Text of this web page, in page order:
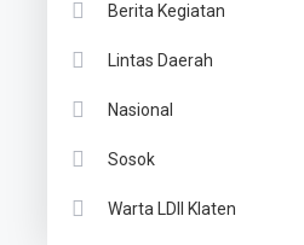
Berita Kegiatan
Lintas Daerah
Nasional
Sosok
Warta LDII Klaten